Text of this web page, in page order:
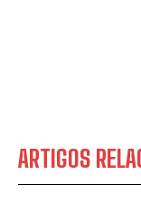
ARTIGOS